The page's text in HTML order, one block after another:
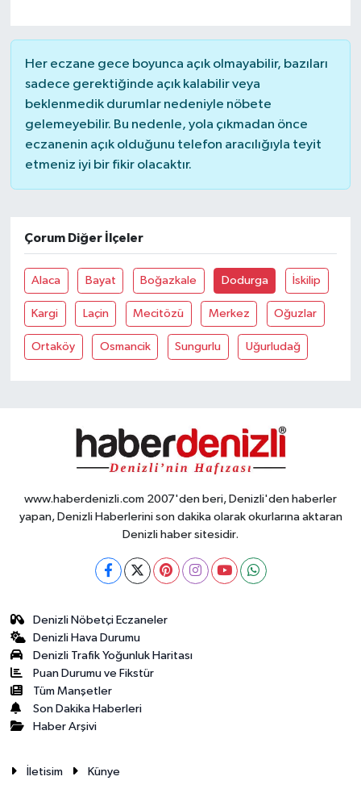
Her eczane gece boyunca açık olmayabilir, bazıları
sadece gerektiğinde açık kalabilir veya
beklenmedik durumlar nedeniyle nöbete
gelemeyebilir. Bu nedenle, yola çıkmadan önce
eczanenin açık olduğunu telefon aracılığıyla teyit
etmeniz iyi bir fikir olacaktır.
Çorum Diğer İlçeler
Alaca Bayat Boğazkale Dodurga İskilip
Kargi Laçin Mecitözü Merkez Oğuzlar
Ortaköy Osmancik Sungurlu Uğurludağ
www.haberdenizli.com 2007'den beri, Denizli'den haberler
yapan, Denizli Haberlerini son dakika olarak okurlarına aktaran
Denizli haber sitesidir.
Denizli Nöbetçi Eczaneler
Denizli Hava Durumu
Denizli Trafik Yoğunluk Haritası
Puan Durumu ve Fikstür
Tüm Manşetler
Son Dakika Haberleri
Haber Arşivi
İletisim Künye